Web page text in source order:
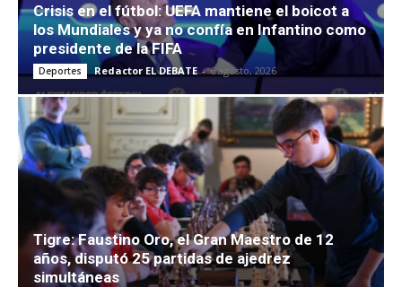
Crisis en el fútbol: UEFA mantiene el boicot a
los Mundiales y ya no confía en Infantino como
presidente de la FIFA
Deportes Redactor EL DEBATE - 6 agosto, 2026
Tigre: Faustino Oro, el Gran Maestro de 12
años, disputó 25 partidas de ajedrez
simultáneas